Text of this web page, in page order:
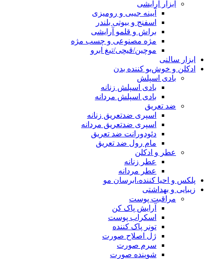
ابزار آرایشی
آیینه جیبی و رومیزی
اسفنج و بیوتی بلندر
براش و قلمو آرایشی
مژه مصنوعی و چسب مژه
موچین/قیچی/تیغ ابرو
ابزار سالنی
ادکلن و خوش‌بو کننده بدن
بادی اسپلش
بادی اسپلش زنانه
بادی اسپلش مردانه
ضد تعریق
اسپری ضدتعریق زنانه
اسپری ضدتعریق مردانه
دئودورانت ضد تعریق
مام رول ضد تعریق
عطر و ادکلن
عطر زنانه
عطر مردانه
پلکس و احیا کننده،ابرسان مو
زیبایی و بهداشتی
مراقبت پوست
آرایش پاک کن
اسکراب پوست
تونر پاک کننده
ژل اصلاح صورت
سرم صورت
شوینده صورت